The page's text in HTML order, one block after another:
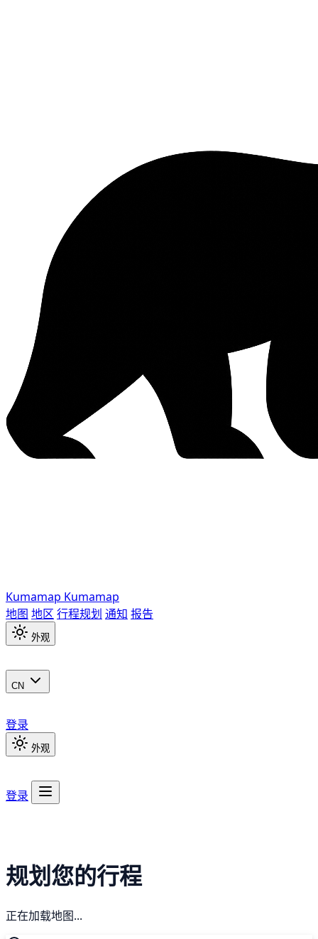
Kumamap Kumamap
地图 地区 行程规划 通知 报告
外观
CN
登录
外观
登录
规划您的行程
正在加载地图...